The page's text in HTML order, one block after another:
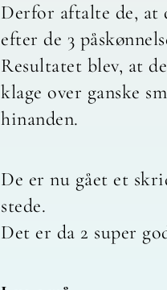
Derfor aftalte de, at
efter de 3
Resultatet blev, at
klage over ganske
hinanden.
De er nu gået et
stede.
Det er da 2 super